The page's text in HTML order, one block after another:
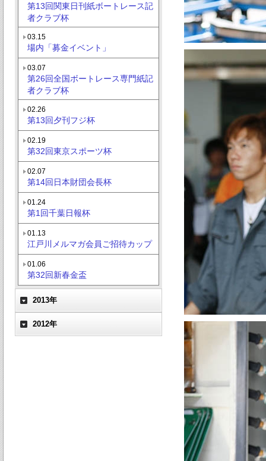
第13回関東日刊紙ボートレース記
者クラブ杯
03.15
場内「募金イベント」
03.07
第26回全国ボートレース専門紙記
者クラブ杯
02.26
第13回夕刊フジ杯
02.19
第32回東京スポーツ杯
02.07
第14回日本財団会長杯
01.24
第1回千葉日報杯
01.13
江戸川メルマガ会員ご招待カップ
01.06
第32回新春金盃
2013年
2012年